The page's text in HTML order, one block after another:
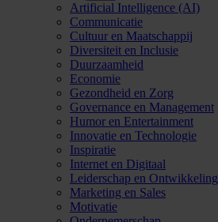
Artificial Intelligence (AI)
Communicatie
Cultuur en Maatschappij
Diversiteit en Inclusie
Duurzaamheid
Economie
Gezondheid en Zorg
Governance en Management
Humor en Entertainment
Innovatie en Technologie
Inspiratie
Internet en Digitaal
Leiderschap en Ontwikkeling
Marketing en Sales
Motivatie